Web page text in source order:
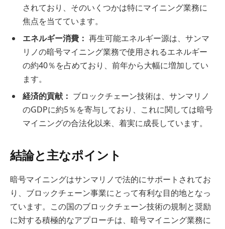
されており、そのいくつかは特にマイニング業務に
焦点を当てています。
エネルギー消費： 再生可能エネルギー源は、サンマ
リノの暗号マイニング業務で使用されるエネルギー
の約40％を占めており、前年から大幅に増加してい
ます。
経済的貢献： ブロックチェーン技術は、サンマリノ
のGDPに約5％を寄与しており、これに関しては暗号
マイニングの合法化以来、着実に成長しています。
結論と主なポイント
暗号マイニングはサンマリノで法的にサポートされてお
り、ブロックチェーン事業にとって有利な目的地となっ
ています。この国のブロックチェーン技術の規制と奨励
に対する積極的なアプローチは、暗号マイニング業務に